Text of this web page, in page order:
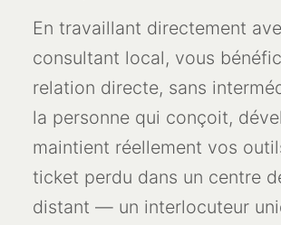
En travaillant directement
consultant local, vous
relation directe, sans
la personne qui conçoit,
maintient réellement vos
ticket perdu dans un centre
distant — un interlocuteur